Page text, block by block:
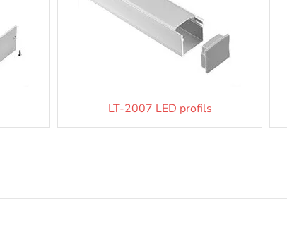
LT-2007 LED profils